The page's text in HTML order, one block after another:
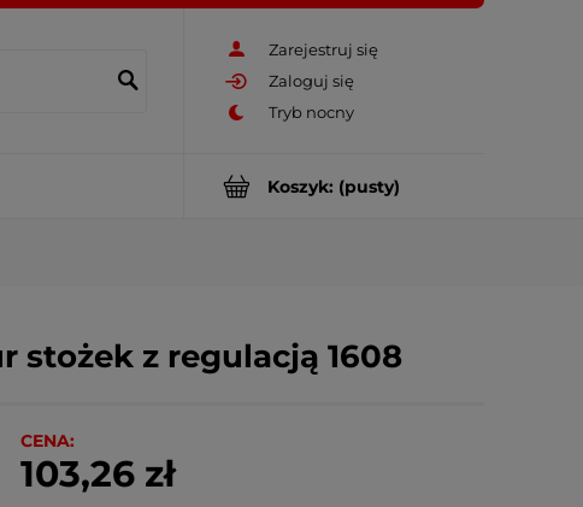
Zarejestruj się
Zaloguj się
Koszyk: (pusty)
stożek z regulacją 1608
CENA:
103,26 zł